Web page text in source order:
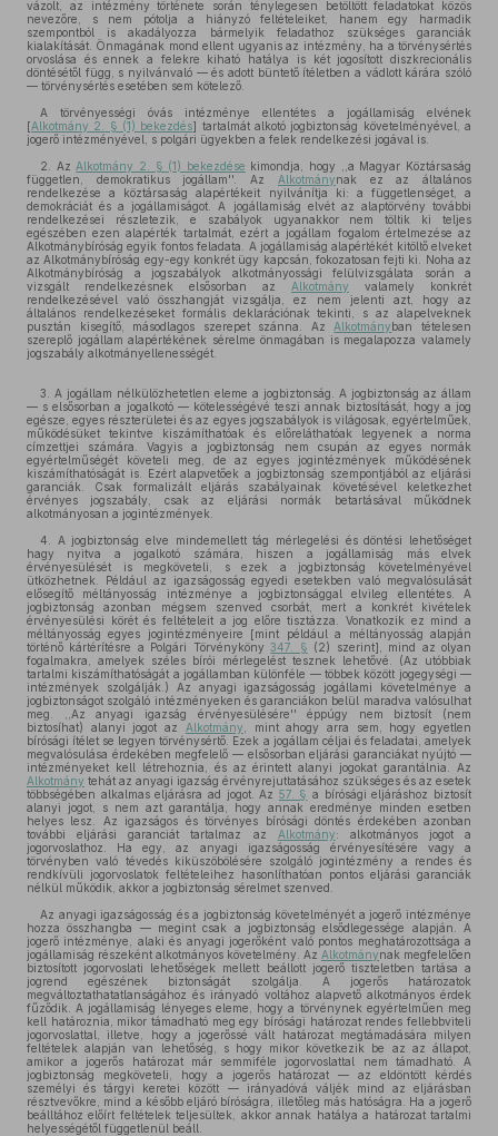
vázolt, az intézmény története során ténylegesen betöltött feladatokat közös
nevezőre, s nem pótolja a hiányzó feltételeiket, hanem egy harmadik
szempontból is akadályozza bármelyik feladathoz szükséges garanciák
kialakítását. Önmagának mond ellent ugyanis az intézmény, ha a törvénysértés
orvoslása és ennek a felekre kiható hatálya is két jogosított diszkrecionális
döntésétől függ, s nyilvánvaló — és adott büntető ítéletben a vádlott kárára szóló
— törvénysértés esetében sem kötelező.
A törvényességi óvás intézménye ellentétes a jogállamiság elvének
[Alkotmány 2. § (1) bekezdés] tartalmát alkotó jogbiztonság követelményével, a
jogerő intézményével, s polgári ügyekben a felek rendelkezési jogával is.
2. Az Alkotmány 2. § (1) bekezdése kimondja, hogy ,,a Magyar Köztársaság
független, demokratikus jogállam''. Az Alkotmánynak ez az általános
rendelkezése a köztársaság alapértékeit nyilvánítja ki: a függetlenséget, a
demokráciát és a jogállamiságot. A jogállamiság elvét az alaptörvény további
rendelkezései részletezik, e szabályok ugyanakkor nem töltik ki teljes
egészében ezen alapérték tartalmát, ezért a jogállam fogalom értelmezése az
Alkotmánybíróság egyik fontos feladata. A jogállamiság alapértékét kitöltő elveket
az Alkotmánybíróság egy-egy konkrét ügy kapcsán, fokozatosan fejti ki. Noha az
Alkotmánybíróság a jogszabályok alkotmányossági felülvizsgálata során a
vizsgált rendelkezésnek elsősorban az Alkotmány valamely konkrét
rendelkezésével való összhangját vizsgálja, ez nem jelenti azt, hogy az
általános rendelkezéseket formális deklarációnak tekinti, s az alapelveknek
pusztán kisegítő, másodlagos szerepet szánna. Az Alkotmányban tételesen
szereplő jogállam alapértékének sérelme önmagában is megalapozza valamely
jogszabály alkotmányellenességét.
3. A jogállam nélkülözhetetlen eleme a jogbiztonság. A jogbiztonság az állam
— s elsősorban a jogalkotó — kötelességévé teszi annak biztosítását, hogy a jog
egésze, egyes részterületei és az egyes jogszabályok is világosak, egyértelműek,
működésüket tekintve kiszámíthatóak és előreláthatóak legyenek a norma
címzettjei számára. Vagyis a jogbiztonság nem csupán az egyes normák
egyértelműségét követeli meg, de az egyes jogintézmények működésének
kiszámíthatóságát is. Ezért alapvetőek a jogbiztonság szempontjából az eljárási
garanciák. Csak formalizált eljárás szabályainak követésével keletkezhet
érvényes jogszabály, csak az eljárási normák betartásával működnek
alkotmányosan a jogintézmények.
4. A jogbiztonság elve mindemellett tág mérlegelési és döntési lehetőséget
hagy nyitva a jogalkotó számára, hiszen a jogállamiság más elvek
érvényesülését is megköveteli, s ezek a jogbiztonság követelményével
ütközhetnek. Például az igazságosság egyedi esetekben való megvalósulását
elősegítő méltányosság intézménye a jogbiztonsággal elvileg ellentétes. A
jogbiztonság azonban mégsem szenved csorbát, mert a konkrét kivételek
érvényesülési körét és feltételeit a jog előre tisztázza. Vonatkozik ez mind a
méltányosság egyes jogintézményeire [mint például a méltányosság alapján
történő kártérítésre a Polgári Törvényköny347. § (2) szerint], mind az olyan
fogalmakra, amelyek széles bírói mérlegelést tesznek lehetővé. (Az utóbbiak
tartalmi kiszámíthatóságát a jogállamban különféle — többek között jogegységi —
intézmények szolgálják.) Az anyagi igazságosság jogállami követelménye a
jogbiztonságot szolgáló intézményeken és garanciákon belül maradva valósulhat
meg. ,,Az anyagi igazság érvényesülésére'' éppúgy nem biztosít (nem
biztosíhat) alanyi jogot az Alkotmány , mint ahogy arra sem, hogy egyetlen
bírósági ítélet se legyen törvénysértő. Ezek a jogállam céljai és feladatai, amelyek
megvalósulása érdekében megfelelő — elsősorban eljárási garanciákat nyújtó —
intézményeket kell létrehoznia, és az érintett alanyi jogokat garantálnia. Az
Alkotmány tehát az anyagi igazság érvényrejuttatásához szükséges és az esetek
többségében alkalmas eljárásra ad jogot. Az 57. § a bírósági eljáráshoz biztosít
alanyi jogot, s nem azt garantálja, hogy annak eredménye minden esetben
helyes lesz. Az igazságos és törvényes bírósági döntés érdekében azonban
további eljárási garanciát tartalmaz az
Alkotmány: alkotmányos jogot a
jogorvoslathoz. Ha egy, az anyagi igazságosság érvényesítésére vagy a
törvényben való tévedés kiküszöbölésére szolgáló jogintézmény a rendes és
rendkívüli jogorvoslatok feltételeihez hasonlíthatóan pontos eljárási garanciák
nélkül működik, akkor a jogbiztonság sérelmet szenved.
Az anyagi igazságosság és a jogbiztonság követelményét a jogerő intézménye
hozza összhangba — megint csak a jogbiztonság elsődlegessége alapján. A
jogerő intézménye, alaki és anyagi jogerőként való pontos meghatározottsága a
jogállamiság részeként alkotmányos követelmény. Az Alkotmánynak megfelelően
biztosított jogorvoslati lehetőségek mellett beállott jogerő tiszteletben tartása a
jogrend egészének biztonságát szolgálja. A jogerős határozatok
megváltoztathatatlanságához és irányadó voltához alapvető alkotmányos érdek
fűződik. A jogállamiság lényeges eleme, hogy a törvénynek egyértelműen meg
kell határoznia, mikor támadható meg egy bírósági határozat rendes fellebbviteli
jogorvoslattal, illetve, hogy a jogerőssé vált határozat megtámadására milyen
feltételek alapján van lehetőség, s hogy mikor következik be az az állapot,
amikor a jogerős határozat már semmiféle jogorvoslattal nem támadható. A
jogbiztonság megköveteli, hogy a jogerős határozat — az eldöntött kérdés
személyi és tárgyi keretei között — irányadóvá váljék mind az eljárásban
résztvevőkre, mind a később eljáró bíróságra, illetőleg más hatóságra. Ha a jogerő
beálltához előírt feltételek teljesültek, akkor annak hatálya a határozat tartalmi
helyességétől függetlenül beáll.